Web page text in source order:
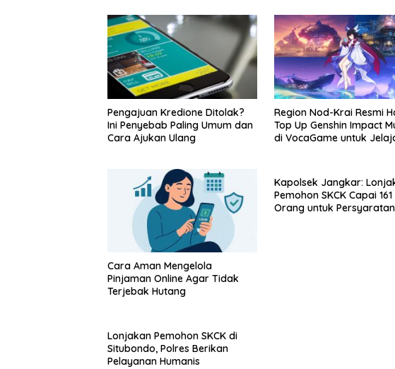
Pengajuan Kredione Ditolak?
Ini Penyebab Paling Umum dan
Cara Ajukan Ulang
Region Nod-Krai Resmi
Top Up Genshin Impact
di VocaGame untuk
Cara Aman Mengelola
Pinjaman Online Agar Tidak
Terjebak Hutang
Kapolsek Jangkar:
Pemohon SKCK Capai 161
Orang untuk Persyaratan
Lonjakan Pemohon SKCK di
Situbondo, Polres Berikan
Pelayanan Humanis